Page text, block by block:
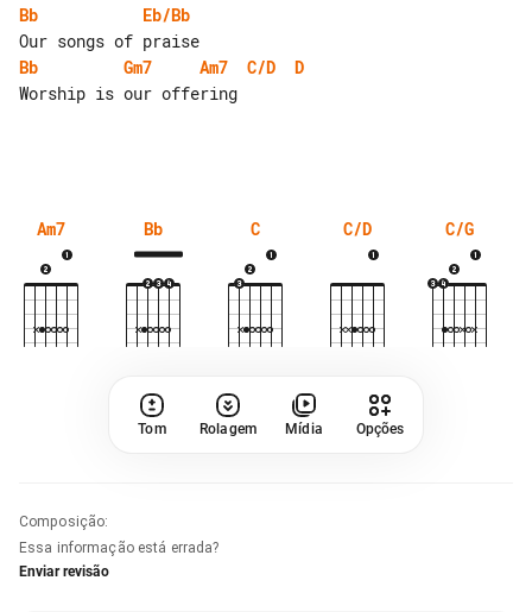
Bb
Eb/Bb
Bb
Gm7 Am7 C/D
D
Worship is our offering
Am7 Bb C C/D C/G
Tom Rolagem Mídia Opções
Composição:
Essa informação está errada?
Enviar revisão